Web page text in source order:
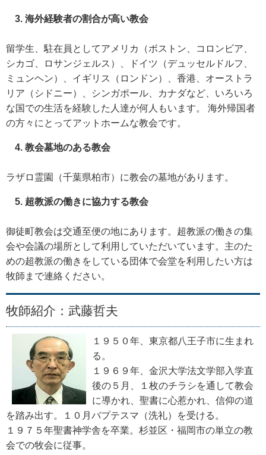
海外経験者の割合が高い教会
留学生、駐在員としてアメリカ（ボストン、コロンビア、
シカゴ、ロサンジェルス）、ドイツ（デュッセルドルフ、
ミュンヘン）、イギリス（ロンドン）、香港、オーストラ
リア（シドニー）、シンガポール、カナダなど、いろいろ
な国での生活を経験した人達が何人もいます。 海外帰国者
の方々にとってアットホームな教会です。
教会墓地のある教会
ラザロ霊園（千葉県柏市）に教会の墓地があります。
超教派の働きに協力する教会
御徒町教会は交通至便の地にあります。超教派の働きの集
会や会議の場所として利用していただいています。主のた
めの超教派の働きをしている団体で会堂を利用したい方は
牧師まで連絡ください。
牧師紹介：武藤哲夫
１９５０年、東京都八王子市に生まれ
る。
１９６９年、金沢大学法文学部入学直
後の５月、１枚のチラシを通して教会
に導かれ、聖書に心惹かれ、信仰の道
を踏み出す。１０月バプテスマ（洗礼）を受ける。
１９７５年聖書神学舎を卒業。杉並区・福岡市の単立の教
会での牧会に従事。